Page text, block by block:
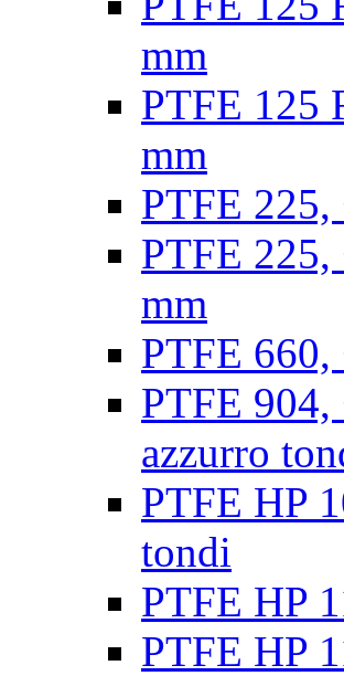
mm
PTFE 125
mm
PTFE
PTFE
mm
PTFE
PTFE
azzurro
PTFE HP
tondi
PTFE HP
PTFE HP